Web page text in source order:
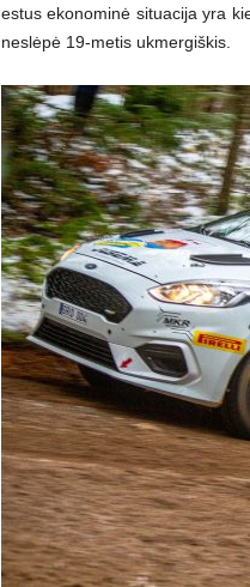
estus ekonominė situacija yra
neslėpė 19-metis ukmergiškis.